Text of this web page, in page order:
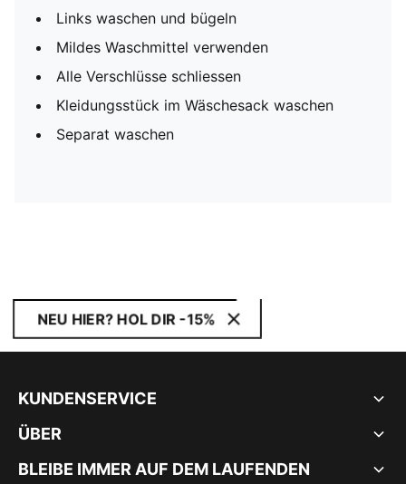
Links waschen und bügeln
Mildes Waschmittel verwenden
Alle Verschlüsse schliessen
Kleidungsstück im Wäschesack waschen
Separat waschen
NEU HIER? HOL DIR -15%
KUNDENSERVICE
ÜBER
BLEIBE IMMER AUF DEM LAUFENDEN